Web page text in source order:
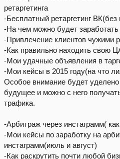
ретаргетинга
-Бесплатный ретаргетинг ВК(без
-На чем можно будет
-Привлечение клиентов чужими
-Как правильно находить свою
-Мои удачные объявления в
-Мои кейсы в 2015 году(на что
Особое внимание будет уделено
будущее и можно с него
трафика.
-Арбитраж через инстаграмм(
-Мои кейсы по заработку на
инстаграмм(июль и август)
-Как раскрутить почти любой